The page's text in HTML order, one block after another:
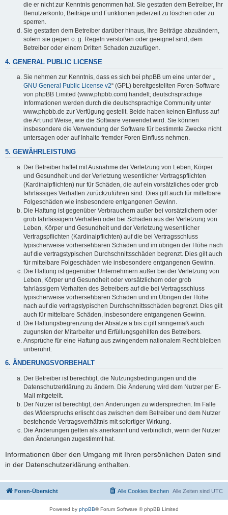
die er nicht zur Kenntnis genommen hat. Sie gestatten dem Betreiber, Ihr
Benutzerkonto, Beiträge und Funktionen jederzeit zu löschen oder zu
sperren.
Sie gestatten dem Betreiber darüber hinaus, Ihre Beiträge abzuändern,
sofern sie gegen o. g. Regeln verstoßen oder geeignet sind, dem
Betreiber oder einem Dritten Schaden zuzufügen.
4. GENERAL PUBLIC LICENSE
Sie nehmen zur Kenntnis, dass es sich bei phpBB um eine unter der „
GNU General Public License v2“ (GPL) bereitgestellten Foren-Software
von phpBB Limited (www.phpbb.com) handelt; deutschsprachige
Informationen werden durch die deutschsprachige Community unter
www.phpbb.de zur Verfügung gestellt. Beide haben keinen Einfluss auf
die Art und Weise, wie die Software verwendet wird. Sie können
insbesondere die Verwendung der Software für bestimmte Zwecke nicht
untersagen oder auf Inhalte fremder Foren Einfluss nehmen.
5. GEWÄHRLEISTUNG
Der Betreiber haftet mit Ausnahme der Verletzung von Leben, Körper
und Gesundheit und der Verletzung wesentlicher Vertragspflichten
(Kardinalpflichten) nur für Schäden, die auf ein vorsätzliches oder grob
fahrlässiges Verhalten zurückzuführen sind. Dies gilt auch für mittelbare
Folgeschäden wie insbesondere entgangenen Gewinn.
Die Haftung ist gegenüber Verbrauchern außer bei vorsätzlichem oder
grob fahrlässigem Verhalten oder bei Schäden aus der Verletzung von
Leben, Körper und Gesundheit und der Verletzung wesentlicher
Vertragspflichten (Kardinalpflichten) auf die bei Vertragsschluss
typischerweise vorhersehbaren Schäden und im übrigen der Höhe nach
auf die vertragstypischen Durchschnittsschäden begrenzt. Dies gilt auch
für mittelbare Folgeschäden wie insbesondere entgangenen Gewinn.
Die Haftung ist gegenüber Unternehmern außer bei der Verletzung von
Leben, Körper und Gesundheit oder vorsätzlichem oder grob
fahrlässigem Verhalten des Betreibers auf die bei Vertragsschluss
typischerweise vorhersehbaren Schäden und im Übrigen der Höhe
nach auf die vertragstypischen Durchschnittsschäden begrenzt. Dies gilt
auch für mittelbare Schäden, insbesondere entgangenen Gewinn.
Die Haftungsbegrenzung der Absätze a bis c gilt sinngemäß auch
zugunsten der Mitarbeiter und Erfüllungsgehilfen des Betreibers.
Ansprüche für eine Haftung aus zwingendem nationalem Recht bleiben
unberührt.
6. ÄNDERUNGSVORBEHALT
Der Betreiber ist berechtigt, die Nutzungsbedingungen und die
Datenschutzerklärung zu ändern. Die Änderung wird dem Nutzer per E-
Mail mitgeteilt.
Der Nutzer ist berechtigt, den Änderungen zu widersprechen. Im Falle
des Widerspruchs erlischt das zwischen dem Betreiber und dem Nutzer
bestehende Vertragsverhältnis mit sofortiger Wirkung.
Die Änderungen gelten als anerkannt und verbindlich, wenn der Nutzer
den Änderungen zugestimmt hat.
Informationen über den Umgang mit Ihren persönlichen Daten sind
in der Datenschutzerklärung enthalten.
Foren-Übersicht Alle Zeiten sind UTC
Alle Cookies löschen
Powered by phpBB® Forum Software © phpBB Limited